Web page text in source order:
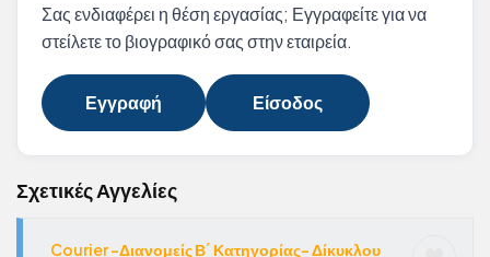
Σας ενδιαφέρει η θέση εργασίας; Εγγραφείτε για να
στείλετε το βιογραφικό σας στην εταιρεία.
Εγγραφή Είσοδος
Σχετικές Αγγελίες
Courier -Διανομείς Β΄ Κατηγορίας- Δίκυκλου